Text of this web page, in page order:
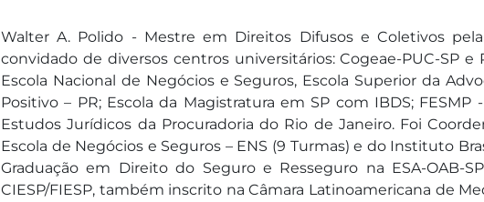
Walter A. Polido - Mestre em Direitos Difusos e Coletivos
convidado de diversos centros universitários: Cogeae-PUC-SP e
Escola Nacional de Negócios e Seguros, Escola Superior da
Positivo – PR; Escola da Magistratura em SP com IBDS;
Estudos Jurídicos da Procuradoria do Rio de Janeiro. Foi
Escola de Negócios e Seguros – ENS (9 Turmas) e do Instituto
Graduação em Direito do Seguro e Resseguro na ESA-OAB-
CIESP/FIESP, também inscrito na Câmara Latinoamericana de